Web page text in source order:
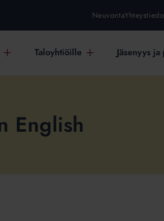
Neuvonta
Taloyhtiöille Jäsenyys
English